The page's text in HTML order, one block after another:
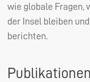
wie globale Fragen,
der Insel bleiben
berichten.